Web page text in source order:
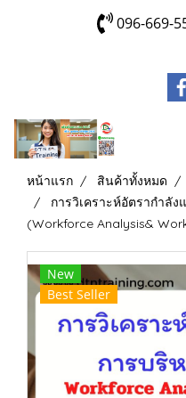
096-669-
หน้าแรก สินค้าทั้งหมด
การวิเคราะห์อัตรากำลั
(Workforce Analysis&
New
Best Seller